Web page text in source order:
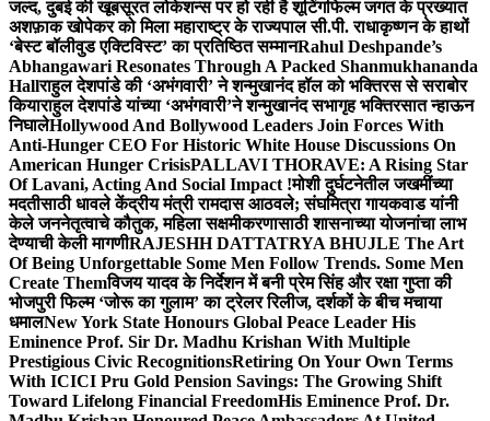
जल्द, दुबई की खूबसूरत लोकेशन्स पर हो रही है शूटिंगफिल्म जगत के प्रख्यात
अशफ़ाक खोपेकर को मिला महाराष्ट्र के राज्यपाल सी.पी. राधाकृष्णन के हाथों
‘बेस्ट बॉलीवुड एक्टिविस्ट’ का प्रतिष्ठित सम्मानRahul Deshpande’s
Abhangawari Resonates Through A Packed Shanmukhananda
Hallराहुल देशपांडे की ‘अभंगवारी’ ने शन्मुखानंद हॉल को भक्तिरस से सराबोर
कियाराहुल देशपांडे यांच्या ‘अभंगवारी’ने शन्मुखानंद सभागृह भक्तिरसात न्हाऊन
निघालेHollywood And Bollywood Leaders Join Forces With
Anti-Hunger CEO For Historic White House Discussions On
American Hunger CrisisPALLAVI THORAVE: A Rising Star
Of Lavani, Acting And Social Impact !मोशी दुर्घटनेतील जखमींच्या
मदतीसाठी धावले केंद्रीय मंत्री रामदास आठवले; संघमित्रा गायकवाड यांनी
केले जननेतृत्वाचे कौतुक, महिला सक्षमीकरणासाठी शासनाच्या योजनांचा लाभ
देण्याची केली मागणीRAJESHH DATTATRYA BHUJLE The Art
Of Being Unforgettable Some Men Follow Trends. Some Men
Create Themविजय यादव के निर्देशन में बनी प्रेम सिंह और रक्षा गुप्ता की
भोजपुरी फिल्म ‘जोरू का गुलाम’ का ट्रेलर रिलीज, दर्शकों के बीच मचाया
धमालNew York State Honours Global Peace Leader His
Eminence Prof. Sir Dr. Madhu Krishan With Multiple
Prestigious Civic RecognitionsRetiring On Your Own Terms
With ICICI Pru Gold Pension Savings: The Growing Shift
Toward Lifelong Financial FreedomHis Eminence Prof. Dr.